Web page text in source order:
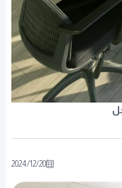
2024/12/20